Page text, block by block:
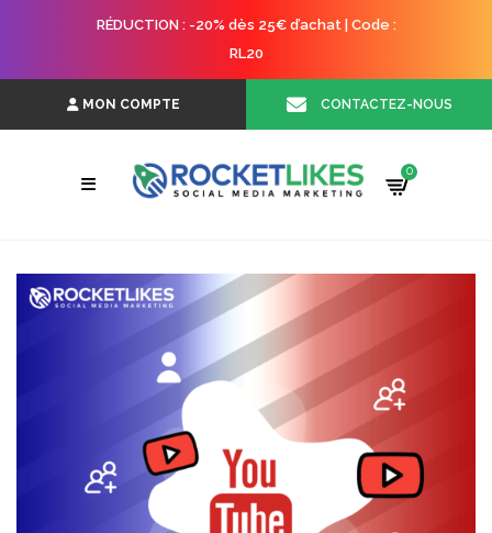
RÉDUCTION : -20% dès 25€ d’achat | Code :
RL20
MON COMPTE CONTACTEZ-NOUS
0